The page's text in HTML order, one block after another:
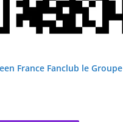
France Fanclub le Groupe